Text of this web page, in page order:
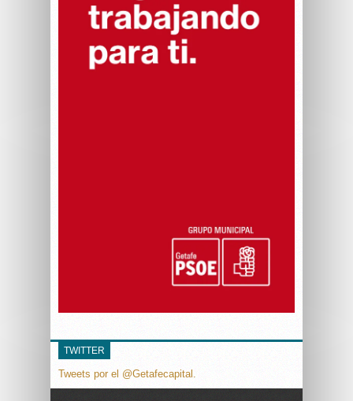
TWITTER
Tweets por el @Getafecapital.